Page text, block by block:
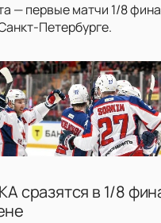
— первые матчи 1/8
Петербурге.
сразятся в 1/8